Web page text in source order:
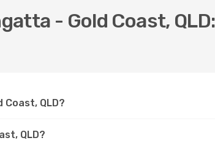
- Gold Coast,
QLD?
QLD?